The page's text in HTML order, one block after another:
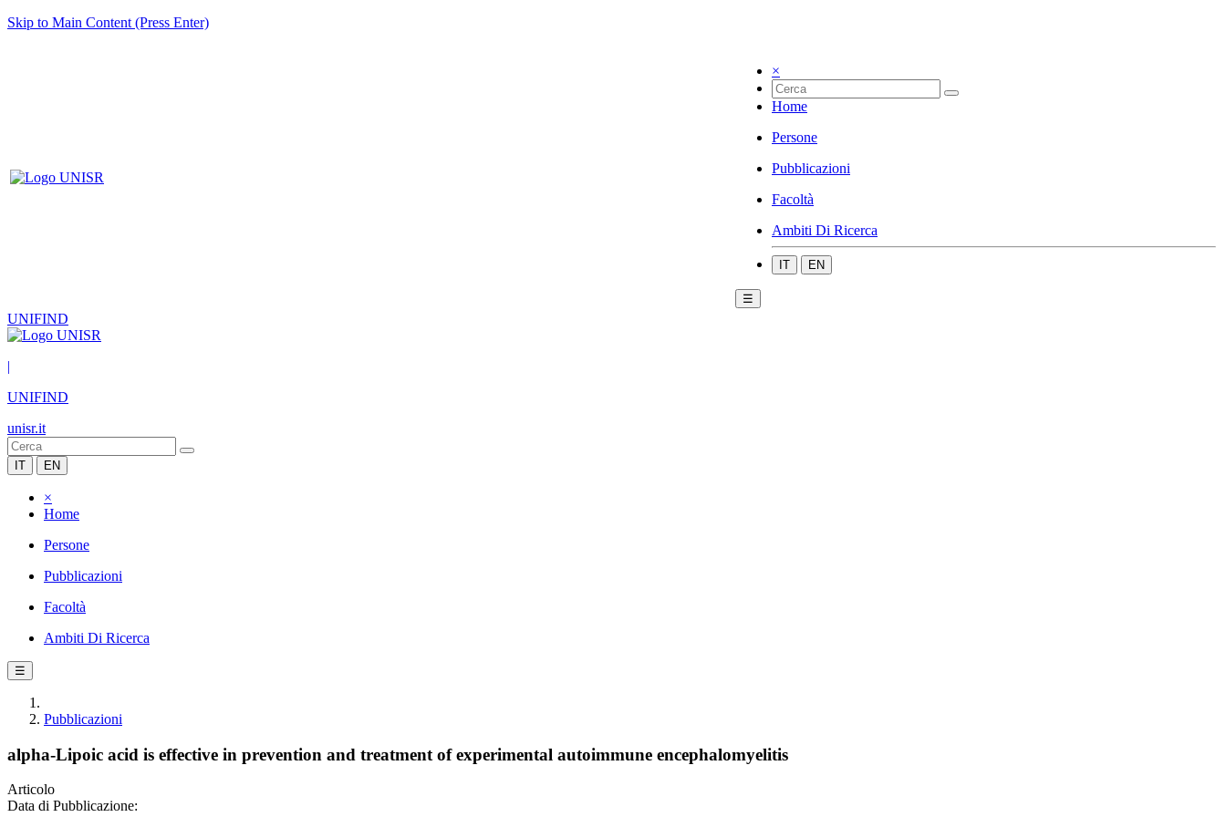
Skip to Main Content (Press Enter)
×
Home
Persone
Pubblicazioni
Facoltà
Ambiti Di Ricerca
IT EN
☰
UNIFIND
|
UNIFIND
unisr.it
IT EN
×
Home
Persone
Pubblicazioni
Facoltà
Ambiti Di Ricerca
☰
Pubblicazioni
alpha-Lipoic acid is effective in prevention and treatment of experimental autoimmune encephalomyelitis
Articolo
Data di Pubblicazione: